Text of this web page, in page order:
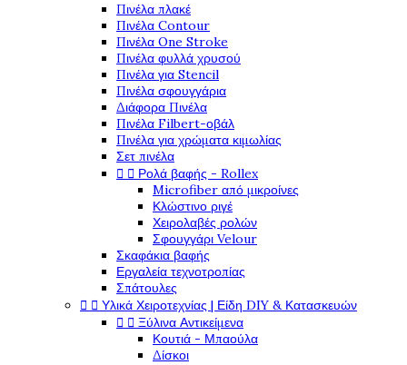
Πινέλα πλακέ
Πινέλα Contour
Πινέλα One Stroke
Πινέλα φυλλά χρυσού
Πινέλα για Stencil
Πινέλα σφουγγάρια
Διάφορα Πινέλα
Πινέλα Filbert-οβάλ
Πινέλα για χρώματα κιμωλίας
Σετ πινέλα
  Ρολά βαφής - Rollex
Microfiber από μικροίνες
Κλώστινο ριγέ
Χειρολαβές ρολών
Σφουγγάρι Velour
Σκαφάκια βαφής
Εργαλεία τεχνοτροπίας
Σπάτουλες
  Υλικά Χειροτεχνίας | Είδη DIY & Κατασκευών
  Ξύλινα Αντικείμενα
Κουτιά - Μπαούλα
Δίσκοι